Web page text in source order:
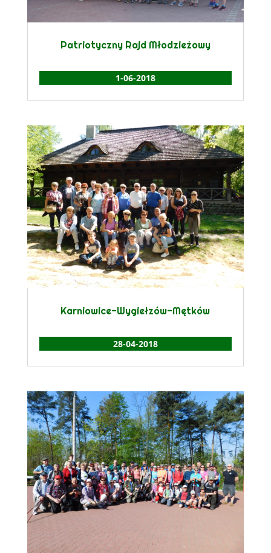
Patriotyczny Rajd Młodzieżowy
1-06-2018
Karniowice-Wygiełzów-Mętków
28-04-2018